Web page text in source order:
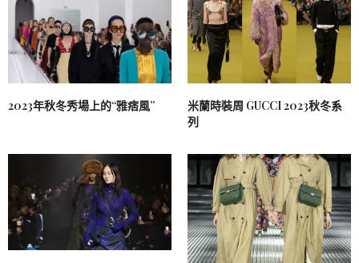
2023年秋冬秀場上的“雅痞風”
米蘭時裝周 GUCCI 2023秋冬系
列